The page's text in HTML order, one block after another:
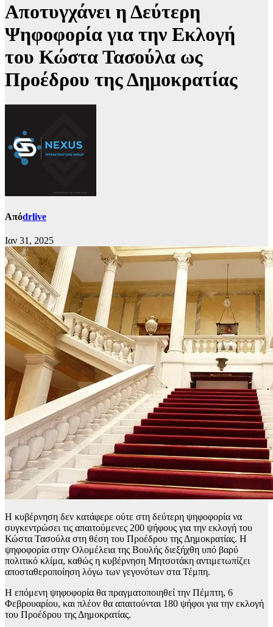
Αποτυγχάνει η Δεύτερη
Ψηφοφορία για την Εκλογή
του Κώστα Τασούλα ως
Προέδρου της Δημοκρατίας
Απόdrlive
Ιαν 31, 2025
Η κυβέρνηση δεν κατάφερε ούτε στη δεύτερη ψηφοφορία να
συγκεντρώσει τις απαιτούμενες 200 ψήφους για την εκλογή του
Κώστα Τασούλα στη θέση του Προέδρου της Δημοκρατίας. Η
ψηφοφορία στην Ολομέλεια της Βουλής διεξήχθη υπό βαρύ
πολιτικό κλίμα, καθώς η κυβέρνηση Μητσοτάκη αντιμετωπίζει
αποσταθεροποίηση λόγω των γεγονότων στα Τέμπη.
Η επόμενη ψηφοφορία θα πραγματοποιηθεί την Πέμπτη, 6
Φεβρουαρίου, και πλέον θα απαιτούνται 180 ψήφοι για την εκλογή
του Προέδρου της Δημοκρατίας.